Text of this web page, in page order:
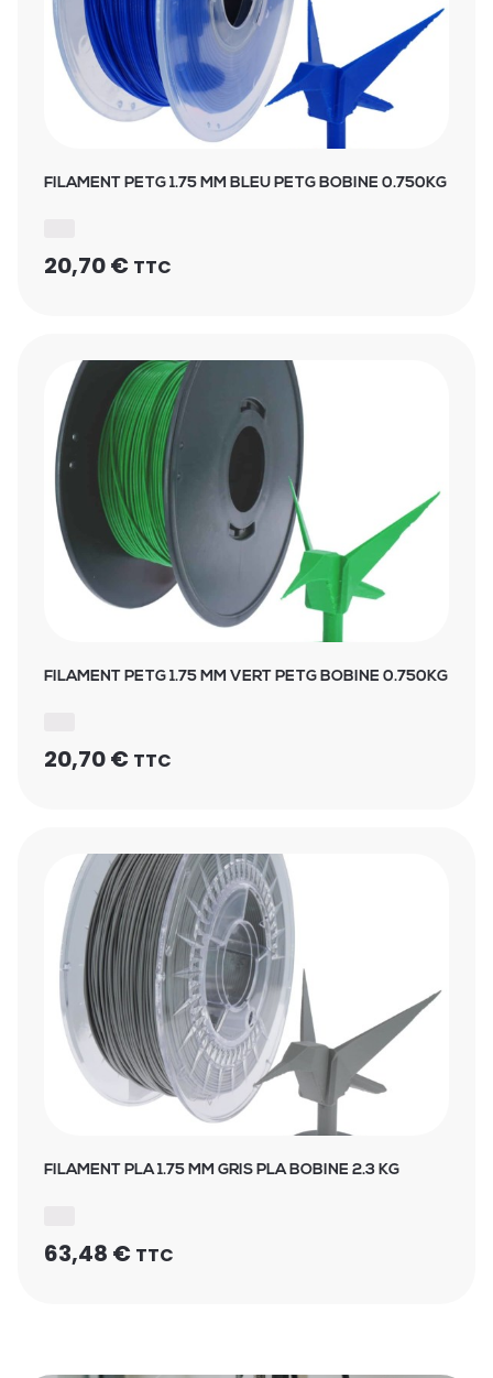
FILAMENT PETG 1.75 MM BLEU PETG BOBINE 0.750KG
20,70€ TTC
FILAMENT PETG 1.75 MM VERT PETG BOBINE 0.750KG
20,70€ TTC
FILAMENT PLA 1.75 MM GRIS PLA BOBINE 2.3 KG
63,48 € TTC